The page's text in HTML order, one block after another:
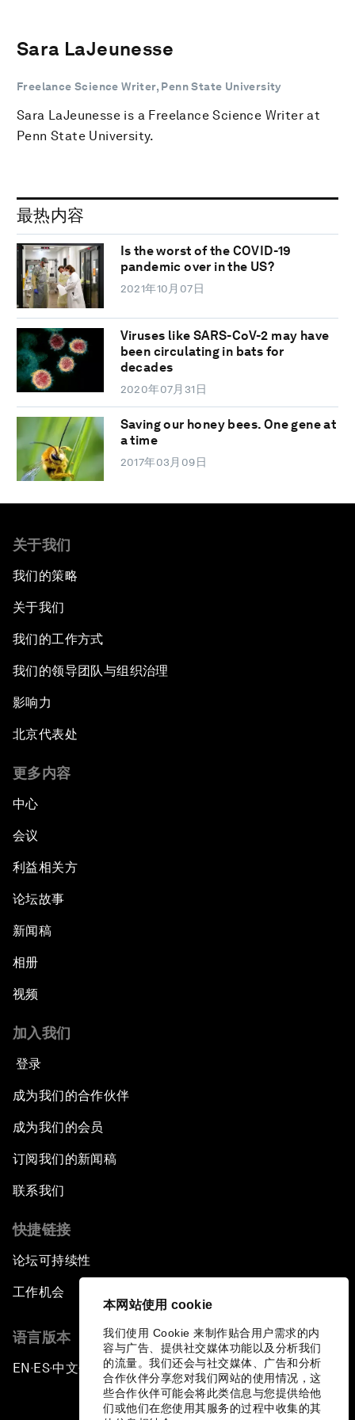
本网站使用 cookie
我们使用 Cookie 来制作贴合用户需求的内
容与广告、提供社交媒体功能以及分析我们
的流量。我们还会与社交媒体、广告和分析
合作伙伴分享您对我们网站的使用情况，这
些合作伙伴可能会将此类信息与您提供给他
们或他们在您使用其服务的过程中收集的其
Sara LaJeunesse
Freelance Science Writer, Penn State University
Sara LaJeunesse is a Freelance Science Writer at
Penn State University.
最热内容
Is the worst of the COVID-19
pandemic over in the US?
2021年10月07日
Viruses like SARS-CoV-2 may have
been circulating in bats for
decades
2020年07月31日
Saving our honey bees. One gene at
a time
2017年03月09日
关于我们
我们的策略
关于我们
我们的工作方式
我们的领导团队与组织治理
影响力
北京代表处
更多内容
中心
会议
利益相关方
论坛故事
新闻稿
相册
视频
加入我们
登录
成为我们的合作伙伴
成为我们的会员
订阅我们的新闻稿
联系我们
快捷链接
论坛可持续性
工作机会
语言版本
EN ▪ES▪中文▪ 日本語